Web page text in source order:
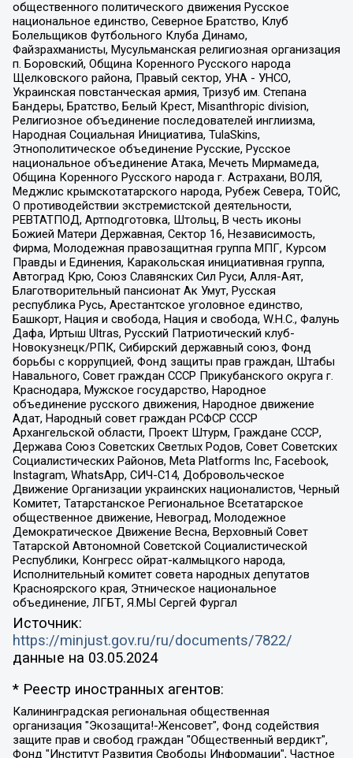
общественного политического движения Русское
национальное единство, Северное Братство, Клуб
Болельщиков Футбольного Клуба Динамо,
Файзрахманисты, Мусульманская религиозная организация
п. Боровский, Община Коренного Русского народа
Щелковского района, Правый сектор, УНА - УНСО,
Украинская повстанческая армия, Тризуб им. Степана
Бандеры, Братство, Белый Крест, Misanthropic division,
Религиозное объединение последователей инглиизма,
Народная Социальная Инициатива, TulaSkins,
Этнополитическое объединение Русские, Русское
национальное объединение Атака, Мечеть Мирмамеда,
Община Коренного Русского народа г. Астрахани, ВОЛЯ,
Меджлис крымскотатарского народа, Рубеж Севера, ТОЙС,
О противодействии экстремистской деятельности,
РЕВТАТПОД, Артподготовка, Штольц, В честь иконы
Божией Матери Державная, Сектор 16, Независимость,
Фирма, Молодежная правозащитная группа МПГ, Курсом
Правды и Единения, Каракольская инициативная группа,
Автоград Крю, Союз Славянских Сил Руси, Алля-Аят,
Благотворительный пансионат Ак Умут, Русская
республика Русь, Арестантское уголовное единство,
Башкорт, Нация и свобода, Нация и свобода, W.H.С., Фалунь
Дафа, Иртыш Ultras, Русский Патриотический клуб-
Новокузнецк/РПК, Сибирский державный союз, Фонд
борьбы с коррупцией, Фонд защиты прав граждан, Штабы
Навального, Совет граждан СССР Прикубанского округа г.
Краснодара, Мужское государство, Народное
объединение русского движения, Народное движение
Адат, Народный совет граждан РСФСР СССР
Архангельской области, Проект Штурм, Граждане СССР,
Держава Союз Советских Светлых Родов, Совет Советских
Социалистических Районов, Meta Platforms Inc, Facebook,
Instagram, WhatsApp, СИЧ-С14, Добровольческое
Движение Организации украинских националистов, Черный
Комитет, Татарстанское Региональное Всетатарское
общественное движение, Невоград, Молодежное
Демократическое Движение Весна, Верховный Совет
Татарской Автономной Советской Социалистической
Республики, Конгресс ойрат-калмыцкого народа,
Исполнительный комитет совета народных депутатов
Красноярского края, Этническое национальное
объединение, ЛГБТ, Я.МЫ Сергей Фургал
Источник:
https://minjust.gov.ru/ru/documents/7822/
данные на 03.05.2024
* Реестр иностранных агентов:
Калининградская региональная общественная организация "Экозащита!-Женсовет", Фонд содействия защите прав и свобод граждан "Общественный вердикт", Фонд "Институт Развития Свободы Информации", Частное учреждение "Информационное агентство МЕМО. РУ", Региональная общественная организация "Общественная комиссия по сохранению наследия академика Сахарова", Фонд поддержки свободы прессы, Санкт-Петербургская общественная правозащитная организация "Гражданский контроль", Межрегиональная общественная организация "Информационно-просветительский центр "Мемориал", Региональный Фонд "Центр Защиты Прав Средств Массовой Информации", с 05.12.2023 Фонд "Центр Защиты Прав Средств массовой информации", Региональная общественная благотворительная организация помощи беженцам и мигрантам "Гражданское содействие", Негосударственное образовательное учреждение дополнительного профессионального образования (повышение квалификации) специалистов "АКАДЕМИЯ ПО ПРАВАМ ЧЕЛОВЕКА", Свердловская региональная общественная организация "Сутяжник", Автономная некоммерческая организация "Центр независимых социологических исследований", Союз общественных объединений "Российский исследовательский центр по правам человека", Региональное общественное учреждение научно-информационный центр "МЕМОРИАЛ", Некоммерческая организация "Фонд защиты гласности", Автономная некоммерческая организация "Институт прав человека", Городская общественная организация "Екатеринбургское общество "МЕМОРИАЛ", Городская общественная организация "Рязанское историко-просветительское и правозащитное общество "Мемориал" (Рязанский Мемориал), Челябинский региональный орган общественной самодеятельности – женское общественное объединение "Женщины Евразии", Челябинский региональный орган общественной самодеятельности "Уральская правозащитная группа", Фонд содействия защите здоровья и социальной справедливости имени Андрея Рылькова, Автономная Некоммерческая Организация "Аналитический Центр Юрия Левады", Автономная некоммерческая организация социальной поддержки населения "Проект Апрель", Региональная общественная организация помощи женщинам и детям, находящимся в кризисной ситуации "Информационно-методический центр "Анна", Фонд содействия развитию массовых коммуникаций и правовому просвещению "Так-так-Так", Фонд содействия устойчивому развитию "Серебряная тайга", Свердловский региональный общественный фонд социальных проектов "Новое время", "Idel.Реалии", Кавказ.Реалии, Крым.Реалии, Телеканал Настоящее Время, Татаро-башкирская служба Радио Свобода (Azatliq Radiosi), Радио Свободная Европа/Радио Свобода (PCE/PC), "Сибирь.Реалии", "Фактограф", Благотворительный фонд помощи осужденным и их семьям, Автономная некоммерческая организация "Институт глобализации и социальных движений", Фонд "В защиту прав заключенных", Частное учреждение "Центр поддержки и содействия развитию средств массовой информации", Пензенский региональный общественный благотворительный фонд "Гражданский союз", "Север.Реалии", Некоммерческая организация Фонд "Правовая инициатива", Общество с ограниченной ответственностью "Радио Свободная Европа/Радио Свобода", Чешское информационное агентство "MEDIUM-ORIENT", Красноярская региональная общественная организация "Мы против СПИДа", Камалягин Денис Николаевич, Маркелов Сергей Евгеньевич, Пономарев Лев Александрович, Савицкая Людмила Алексеевна, Автономная некоммерческая организация "Центр по работе с проблемой насилия "НАСИЛИЮ.НЕТ", Межрегиональный профессиональный союз работников здравоохранения "Альянс врачей", Юридическое лицо, зарегистрированное в Латвийской Республике, SIA "Medusa Project" (регистрационный номер 40103797863, дата регистрации 10.06.2014), Некоммерческая организация "Фонд по борьбе с коррупцией", Автономная некоммерческая организация "Институт права и публичной политики", Баданин Роман Сергеевич, Гликин Максим Александрович, Железнова Мария Михайловна, Лукьянова Юлия Сергеевна, Маетная Елизавета Витальевна, Маняхин Петр Борисович, Чуракова Ольга Владимировна, Ярош Юлия Петровна, Юридическое лицо "The Insider SIA", зарегистрированное в Риге, Латвийская Республика (дата регистрации 26.06.2015), являющееся администратором доменного имени интернет-издания "The Insider SIA", https://theins.ru, Постернак Алексей Евгеньевич, Рубин Михаил Аркадьевич, Анин Роман Александрович, Юридическое лицо Istories fonds, зарегистрированное в Латвийской Республике (регистрационный номер 50008295751, дата регистрации 24.02.2020), Великовский Дмитрий Александрович, Долинина Ирина Николаевна, Мароховская Алеся Алексеевна, Шлейнов Роман Юрьевич, Шмагун Олеся Валентиновна, Общество с ограниченной ответственностью "Альтаир 2021", Общество с ограниченной ответственностью "Вега 2021", Общество с ограниченной ответственностью "Главный редактор 2021", Общество с ограниченной ответственностью "Ромашки монолит", Важенков Артем Валерьевич, Ивановская областная общественная организация "Центр гендерных исследований", Гурман Юрий Альбертович, Медиапроект "ОВД-Инфо", Егоров Владимир Владимирович, Жилинский Владимир Александрович, Общество с ограниченной ответственностью "ЗП", Иванова София Юрьевна, Карезина Инна Павловна, Кильтау Екатерина Викторовна, Петров Алексей Викторович, Пискунов Сергей Евгеньевич, Смирнов Сергей Сергеевич, Тихонов Михаил Сергеевич, Общество с ограниченной ответственностью "ЖУРНАЛИСТ-ИНОСТРАННЫЙ АГЕНТ", Арапова Галина Юрьевна, Вольтская Татьяна Анатольевна, Американская компания "Mason G.E.S. Anonymous Foundation" (США), являющаяся владельцем интернет-издания https://mnews.world/, Компания "Stichting Bellingcat", зарегистрированная в Нидерландах (дата регистрации 11.07.2018), Захаров Андрей Вячеславович, Клепиковская Екатерина Дмитриевна, Общество с ограниченной ответственностью "МЕМО", Перл Роман Александрович, Симонов Евгений Алексеевич, Соловьева Елена Анатольевна, Сотников Даниил Владимирович, Сурначева Елизавета Дмитриевна, Автономная некоммерческая организация по защите прав человека и информированию населения "Якутия – Наше Мнение", Общество с ограниченной ответственностью "Москоу диджитал медиа", с 26.01.2023 Общество с ограниченной ответственностью "Чайка Белые сады", Ветошкина Валерия Валерьевна, Заговора Максим Александрович, Межрегиональное общественное движение "Российская ЛГБТ - сеть", Оленичев Максим Владимирович, Павлов Иван Юрьевич, Скворцова Елена Сергеевна, Общество с ограниченной ответственностью "Как бы инагент", Кочетков Игорь Викторович, Общество с ограниченной ответственностью "Честные выборы", Еланчик Олег Александрович, Общество с ограниченной ответственностью "Нобелевский призыв", Гималова Регина Эмилевна, Григорьев Андрей Валерьевич, Григорьева Алина Александровна, Ассоциация по содействию защите прав призывников, альтернативнослужащих и военнослужащих "Правозащитная группа "Гражданин.Армия.Право", Хисамова Регина Фаритовна, Автономная некоммерческая организация по реализации социально-правовых программ "Лилит", Дальневосточное общественное движение "Маяк", Санкт-Петербургская ЛГБТ-инициативная группа "Выход", Инициативная группа ЛГБТ+ "Реверс", Алексеев Андрей Викторович, Бекбулатова Таисия Львовна, Беляев Иван Михайлович, Владыкина Елена Сергеевна, Гельман Марат Александрович, Никульшина Вероника Юрьевна, Толоконникова Надежда Андреевна, Шендерович Виктор Анатольевич, Общество с ограниченной ответственностью "Данное сообщение", Общество с ограниченной ответственностью Издательский дом "Новая глава", Айнбиндер Александра Александровна, Московский комьюнити-центр для ЛГБТ+инициатив, Благотворительный фонд развития филантропии, Deutsche Welle (Германия, Kurt-Schumacher-Strasse 3, 53113 Bonn), Борзунова Мария Михайловна, Воробьев Виктор Викторович, Голубева Анна Львовна, Константинова Алла Михайловна, Малкова Ирина Владимировна, Мурадов Мурад Абдулгалимович, Осетинская Елизавета Николаевна, Понасенков Евгений Николаевич, Ганапольский Матвей Юрьевич, Киселев Евгений Алексеевич, Борухович Ирина Григорьевна, Дремин Иван Тимофеевич, Дубровский Дмитрий Викторович, Красноярская региональная общественная организация поддержки и развития альтернативных образовательных технологий и межкультурных коммуникаций "ИНТЕРРА", Маяковская Екатерина Алексеевна, Фейгин Марк Захарович, Филимонов Андрей Викторович, Дзугкоева Регина Николаевна, Доброхотов Роман Александрович, Дудь Юрий Александрович, Елкин Сергей Владимирович, Кругликов Кирилл Игоревич, Сабунаева Мария Леонидовна, Семенов Алексей Владимирович, Шаинян Карен Багратович, Шульман Екатерина Михайловна, Асафьев Артур Валерьевич, Вахштайн Виктор Семенович, Венедиктов Алексей Алексеевич, Лушникова Екатерина Евгеньевна, Волков Леонид Михайлович, Невзоров Александр Глебович, Пархоменко Сергей Борисович, Сироткин Ярослав Николаевич, Кара-Мурза Владимир Владимирович, Баранова Наталья Владимировна, Гозман Леонид Яковлевич, Кагарлицкий Борис Юльевич, Климарев Михаил Валерьевич, Милов Владимир Станиславович, Автономная некоммерческая организация Краснодарский центр современного искусства "Типография", Моргенштерн Алишер Тагирович, Соболь Любовь Эдуардовна, Общество с ограниченной ответственностью "ЛИЗА НОРМ", Каспаров Гарри Кимович, Ходорковский Михаил Борисович, Общество с ограниченной ответственностью "Апрельские тезисы", Данилович Ирина Брониславовна, Кашин Олег Владимирович, Петров Николай Владимирович, Пивоваров Алексей Владимирович, Соколов Михаил Владимирович, Цветкова Юлия Владимировна, Чичваркин Евгений Александрович, Комитет против пыток/Команда против пыток, Общество с ограниченной ответственностью "Первый научный", Общество с ограниченной ответственностью "Вертолет и ко", Белоцерковская Вероника Борисовна, Кац Максим Евгеньевич, Лазарева Татьяна Юрьевна, Шаведдинов Руслан Табризович, Яшин Илья Валерьевич, Общество с ограниченной ответственностью "Иноагент ААВ", Алешковский Дмитрий Петрович, Альбац Евгения Марковна, Быков Дмитрий Львович, Галямина Юлия Евгеньевна, Лойко Сергей Леонидович, Мартынов Кирилл Константинович, Медведев Сергей Александрович, Крашенинников Федор Геннадиевич, Гордеева Катерина Вл